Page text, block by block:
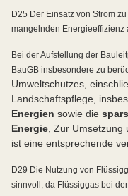
D25 Der Einsatz von Strom
mangelnden Energieeffizienz
Bei der Aufstellung der
BauGB insbesondere zu
Umweltschutzes,
Landschaftspflege,
Energien sowie die
Energie , Zur
ist eine entsprechende
D29 Die Nutzung von
sinnvoll, da Flüssiggas bei